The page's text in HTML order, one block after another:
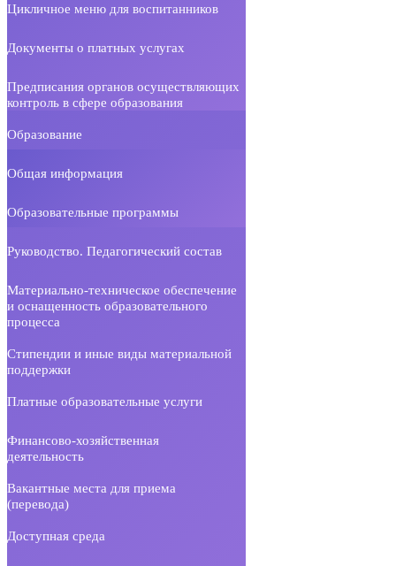
Цикличное меню для воспитанников
Документы о платных услугах
Предписания органов осуществляющих
контроль в сфере образования
Образование
Общая информация
Образовательные программы
Руководство. Педагогический состав
Материально-техническое обеспечение
и оснащенность образовательного
процесса
Стипендии и иные виды материальной
поддержки
Платные образовательные услуги
Финансово-хозяйственная
деятельность
Вакантные места для приема
(перевода)
Доступная среда